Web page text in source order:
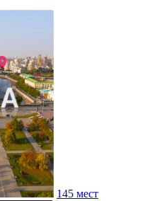
145 мест